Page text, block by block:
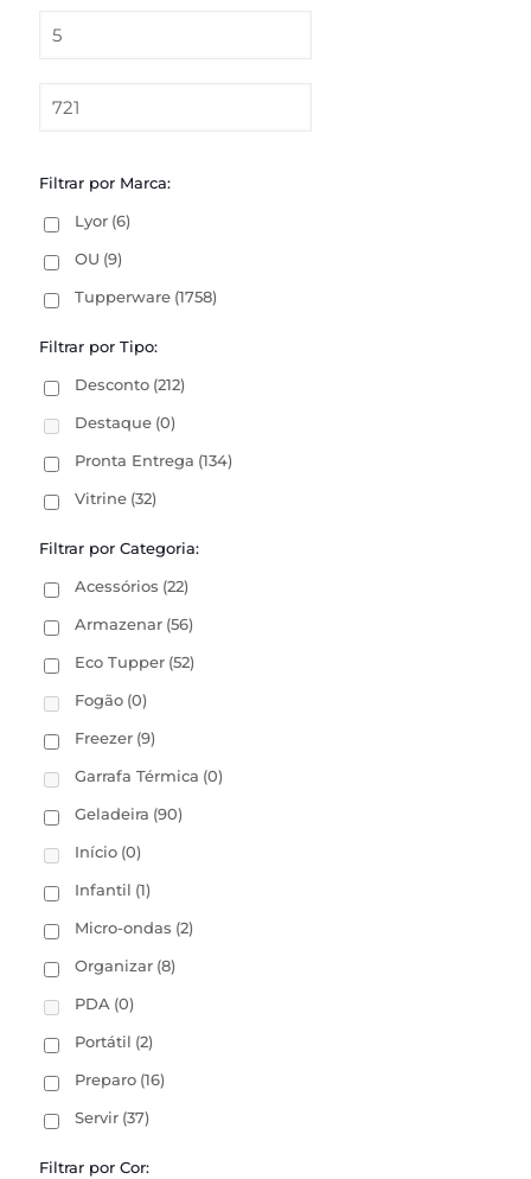
Filtrar por Marca:
Lyor (6)
OU (9)
Tupperware (1758)
Filtrar por Tipo:
Desconto (212)
Destaque (0)
Pronta Entrega (134)
Vitrine (32)
Filtrar por Categoria:
Acessórios (22)
Armazenar (56)
Eco Tupper (52)
Fogão (0)
Freezer (9)
Garrafa Térmica (0)
Geladeira (90)
Início (0)
Infantil (1)
Micro-ondas (2)
Organizar (8)
PDA (0)
Portátil (2)
Preparo (16)
Servir (37)
Filtrar por Cor: